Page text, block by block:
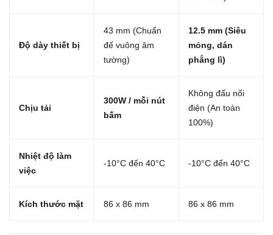
Độ dày thiết bị
43 mm (Chuẩn
đế vuông âm
tường)
12.5 mm (Siêu
mỏng, dán
phẳng lì)
Chịu tải
300W / mỗi nút
bấm
Không đấu nối
điện (An toàn
100%)
Nhiệt độ làm
việc
-10°C đến 40°C -10°C đến 40°C
Kích thước mặt 86 x 86 mm 86 x 86 mm